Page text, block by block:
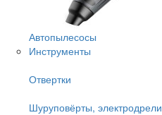
Автопылесосы
Инструменты
Отвертки
Шуруповёрты, электродрели